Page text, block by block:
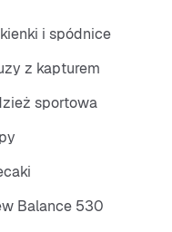
i spódnice
z kapturem
sportowa
Balance 530